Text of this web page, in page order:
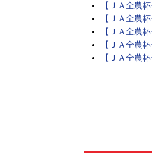
【ＪＡ全農
【ＪＡ全農
【ＪＡ全農
【ＪＡ全農
【ＪＡ全農